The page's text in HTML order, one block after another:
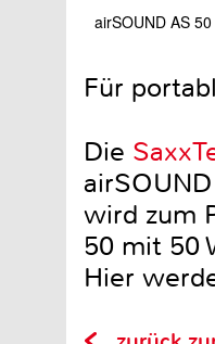
airSOUND AS 50
Für
Die
wird zum
50 mit 50
Hier